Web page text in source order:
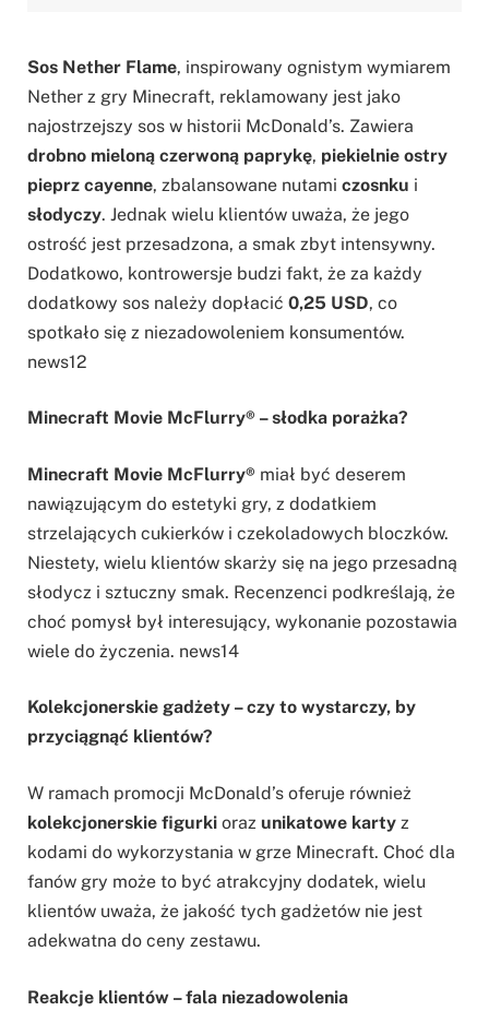
Sos Nether Flame, inspirowany ognistym wymiarem
Nether z gry Minecraft, reklamowany jest jako
najostrzejszy sos w historii McDonald’s. Zawiera
drobno mieloną czerwoną paprykę, piekielnie ostry
pieprz cayenne, zbalansowane nutami czosnku i
słodyczy. Jednak wielu klientów uważa, że jego
ostrość jest przesadzona, a smak zbyt intensywny.
Dodatkowo, kontrowersje budzi fakt, że za każdy
dodatkowy sos należy dopłacić 0,25 USD, co
spotkało się z niezadowoleniem konsumentów.
news12
Minecraft Movie McFlurry® – słodka porażka?
Minecraft Movie McFlurry® miał być deserem
nawiązującym do estetyki gry, z dodatkiem
strzelających cukierków i czekoladowych bloczków.
Niestety, wielu klientów skarży się na jego przesadną
słodycz i sztuczny smak. Recenzenci podkreślają, że
choć pomysł był interesujący, wykonanie pozostawia
wiele do życzenia. news14
Kolekcjonerskie gadżety – czy to wystarczy, by
przyciągnąć klientów?
W ramach promocji McDonald’s oferuje również
kolekcjonerskie figurki oraz unikatowe karty z
kodami do wykorzystania w grze Minecraft. Choć dla
fanów gry może to być atrakcyjny dodatek, wielu
klientów uważa, że jakość tych gadżetów nie jest
adekwatna do ceny zestawu.
Reakcje klientów – fala niezadowolenia